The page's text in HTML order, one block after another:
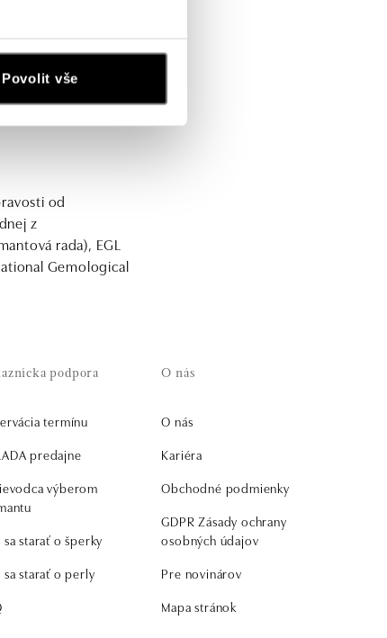
Povolit vše
od
z
rada), EGL
Gemological
podpora
termínu
predajne
výberom
sa starať o šperky
sa starať o perly
O nás
O nás
Kariéra
Obchodné podmienky
GDPR Zásady ochrany
osobných údajov
Pre novinárov
Mapa stránok